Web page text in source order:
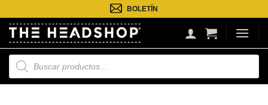
contenido
BOLETÍN
Búsqueda
de
productos